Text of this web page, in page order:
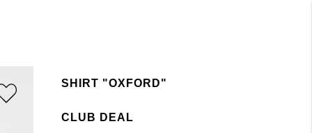
SHIRT "OXFORD"
CLUB DEAL